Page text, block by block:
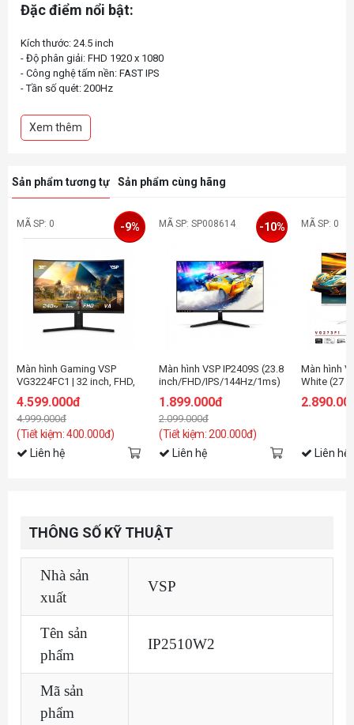
Đặc điểm nổi bật:
Kích thước: 24.5 inch
- Độ phân giải: FHD 1920 x 1080
- Công nghệ tấm nền: FAST IPS
- Tần số quét: 200Hz
- Độ sáng: 250 nits
- Tỉ lệ tương phản: 1000:1
Xem thêm
Sản phẩm tương tự Sản phẩm cùng hãng
MÃ SP: 0
Màn hình Gaming VSP
VG3224FC1 | 32 inch, FHD,
4.599.000đ
4.999.000đ
(Tiết kiệm: 400.000đ)
-9%
Liên hệ
MÃ SP: SP008614
Màn hình VSP IP2409S (23.8
inch/FHD/IPS/144Hz/1ms)
1.899.000đ
2.099.000đ
(Tiết kiệm: 200.000đ)
-10%
Liên hệ
MÃ SP: 0
Màn hình
White (27
Liên hệ
THÔNG SỐ KỸ THUẬT
Nhà sản
xuất
VSP
Tên sản
phẩm
IP2510W2
Mã sản
phẩm